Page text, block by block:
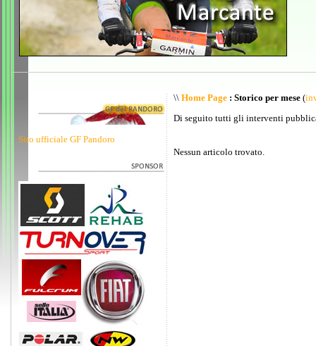
Sito ufficiale GF Pandoro
\\ Home Page : Storico per mese (
Di seguito tutti gli interventi
Nessun articolo trovato.